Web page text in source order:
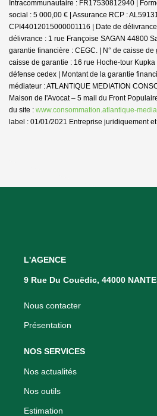
Intracommunautaire : FR17530812940 |
social : 5 000,00 € | Assurance RCP :
CPI44012015000001116 | Date de
délivrance : 1 rue Françoise SAGAN 44800
garantie financière : CEGC. | N° de caisse
caisse de garantie : 16 rue Hoche-tour
défense cedex | Montant de la garantie
médiateur : ATLANTIQUE MEDIATION
Maison de l'Avocat – 5 mail du Front
du site : www.consommation.atlantique-
label : 01/01/2021 Entreprise juridiquement
L'AGENCE
9 Rue Du Couëdic, 44000
Nous contacter
Présentation
NOS SERVICES
Nos actualités
Nos outils
Estimation